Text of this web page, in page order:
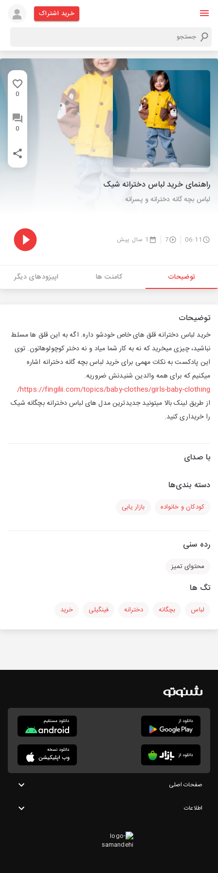
خرید اشتراک
0
0
راهنمای خرید لباس دخترانه شیک
لباس بچه گانه دخترانه و پسرانه
06:11
7 1 سال پیش
توضیحات کامنت ها اپیزودهای دیگر
توضیحات
خرید لباس دخترانه قلق های خاص خودشو داره. اگه به این قلق ها مسلط
نباشید، چیزی میخرید که نه به کار شما میاد و نه دختر کوچولوهاتون. توی
این پادکست به نکات مهمی برای خرید لباس بچه گانه دخترانه اشاره
میکنیم که برای همه والدین شنیدنش ضروریه.
https://fingilii.com/topics/baby-clothes/girls-baby-clothing/
از طریق لینک بالا میتونید جدیدترین مدل های لباس دخترانه بچگانه شیک
را خریداری کنید.
با صدای
دسته بندی‌ها
کودکان و خانواده بازار یابی
رده سنی
محتوای تمیز
تگ ها
لباس بچگانه دخترانه فینگیلی خرید
صفحات اصلی
اطلاعات